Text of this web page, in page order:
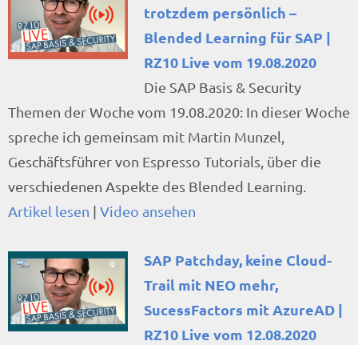
trotzdem persönlich –
Blended Learning für SAP |
RZ10 Live vom 19.08.2020
Die SAP Basis & Security
Themen der Woche vom 19.08.2020: In dieser Woche
spreche ich gemeinsam mit Martin Munzel,
Geschäftsführer von Espresso Tutorials, über die
verschiedenen Aspekte des Blended Learning.
Artikel lesen | Video ansehen
SAP Patchday, keine Cloud-
Trail mit NEO mehr,
SucessFactors mit AzureAD |
RZ10 Live vom 12.08.2020